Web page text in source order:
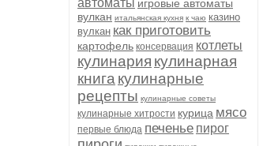
автоматы игровые автоматы
вулкан итальянская кухня к чаю казино
вулкан как приготовить
картофель консервация котлеты
кулинария кулинарная
книга кулинарные
рецепты кулинарные советы
кулинарные хитрости курица мясо
первые блюда печенье пирог